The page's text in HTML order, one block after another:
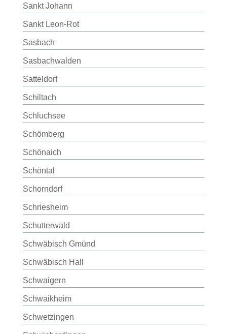
Sankt Johann
Sankt Leon-Rot
Sasbach
Sasbachwalden
Satteldorf
Schiltach
Schluchsee
Schömberg
Schönaich
Schöntal
Schorndorf
Schriesheim
Schutterwald
Schwäbisch Gmünd
Schwäbisch Hall
Schwaigern
Schwaikheim
Schwetzingen